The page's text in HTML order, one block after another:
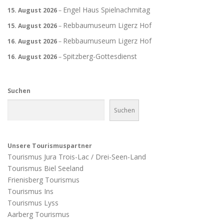
15. August 2026– Engel Haus Spielnachmitag
15. August 2026– Rebbaumuseum Ligerz Hof
16. August 2026– Rebbaumuseum Ligerz Hof
16. August 2026– Spitzberg-Gottesdienst
Suchen
Suchen
Unsere Tourismuspartner
Tourismus Jura Trois-Lac / Drei-Seen-Land
Tourismus Biel Seeland
Frienisberg Tourismus
Tourismus Ins
Tourismus Lyss
Aarberg Tourismus